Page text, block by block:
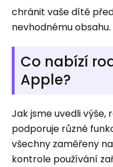
chránit vaše dítě
nevhodnému obsahu.
Co nabízí
Apple?
Jak jsme uvedli
podporuje různé
všechny zaměřeny
kontrole používání